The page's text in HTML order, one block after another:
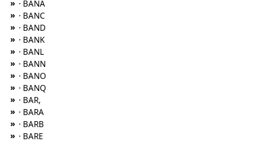
» · BANA
» · BANC
» · BAND
» · BANK
» · BANL
» · BANN
» · BANO
» · BANQ
» · BAR,
» · BARA
» · BARB
» · BARE